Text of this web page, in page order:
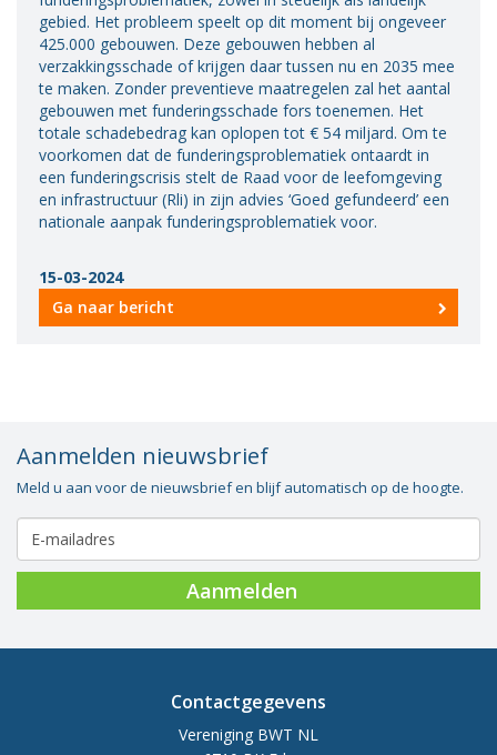
gebied. Het probleem speelt op dit moment bij ongeveer
425.000 gebouwen. Deze gebouwen hebben al
verzakkingsschade of krijgen daar tussen nu en 2035 mee
te maken. Zonder preventieve maatregelen zal het aantal
gebouwen met funderingsschade fors toenemen. Het
totale schadebedrag kan oplopen tot € 54 miljard. Om te
voorkomen dat de funderingsproblematiek ontaardt in
een funderingscrisis stelt de Raad voor de leefomgeving
en infrastructuur (Rli) in zijn advies ‘Goed gefundeerd’ een
nationale aanpak funderingsproblematiek voor.
15-03-2024
Ga naar bericht
Aanmelden nieuwsbrief
Meld u aan voor de nieuwsbrief en blijf automatisch op de hoogte.
Aanmelden
Contactgegevens
Vereniging BWT NL